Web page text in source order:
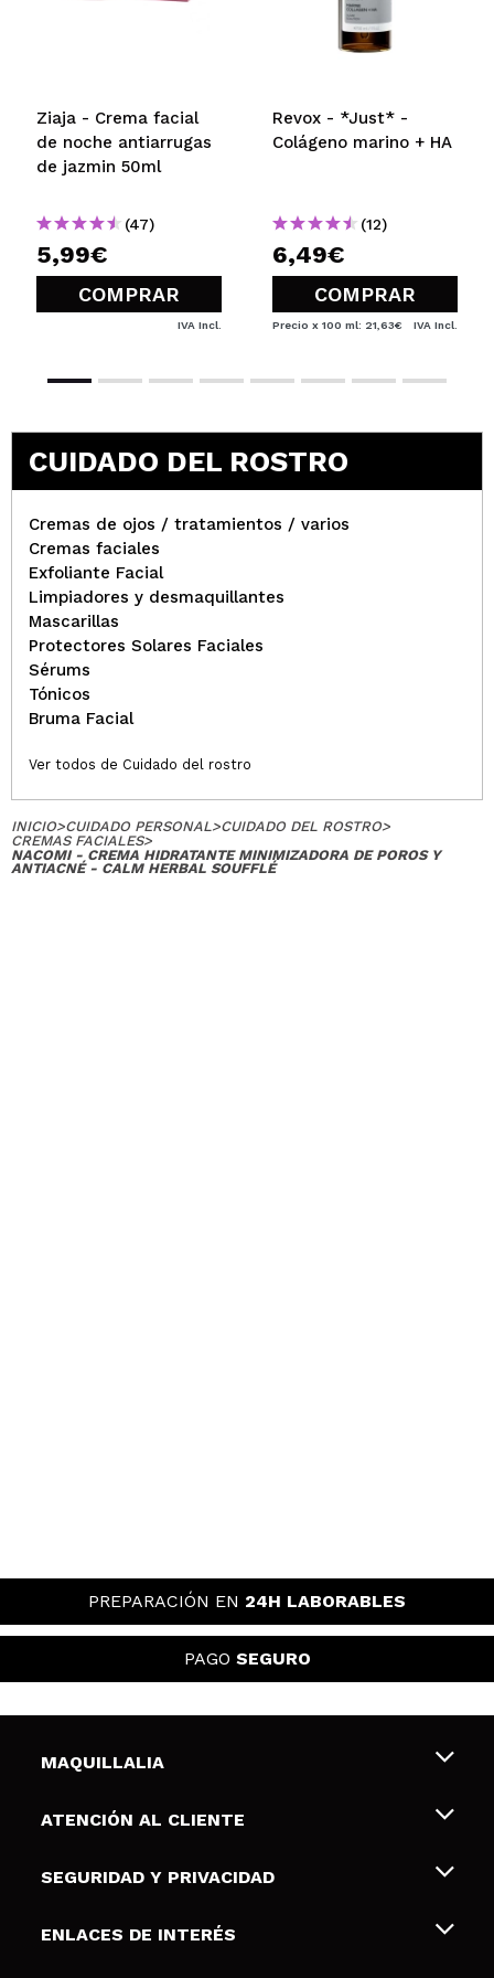
me gusta. Si no fuera por la consistencia supongo
verificada
años
Útil
Responder
Ziaja - Crema facial
de noche antiarrugas
de jazmin 50ml
(47)
5,99€
COMPRAR
IVA Incl.
Revox - *Just* -
Colágeno marino + HA
(12)
6,49€
COMPRAR
Precio x 100 ml: 21,63€ IVA Incl.
CUIDADO DEL ROSTRO
Cremas de ojos / tratamientos / varios
Cremas faciales
Exfoliante Facial
Limpiadores y desmaquillantes
Mascarillas
Protectores Solares Faciales
Sérums
Tónicos
Bruma Facial
Ver todos de Cuidado del rostro
INICIO>CUIDADO PERSONAL>CUIDADO DEL ROSTRO>
CREMAS FACIALES>
NACOMI - CREMA HIDRATANTE MINIMIZADORA DE POROS Y
ANTIACNÉ - CALM HERBAL SOUFFLÉ
PREPARACIÓN EN 24H LABORABLES
PAGO SEGURO
MAQUILLALIA
Sobre nosotros
Tarjetas de Regalo
ATENCIÓN AL CLIENTE
Envíos y devoluciones
Formas de pago
SEGURIDAD Y PRIVACIDAD
Terminos y condiciones de uso
ENLACES DE INTERÉS